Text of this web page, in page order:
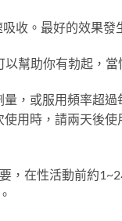
吸收。最好的效果
以幫助你有勃起，
，或服用頻率超
用時，請兩天後
，在性活動前約